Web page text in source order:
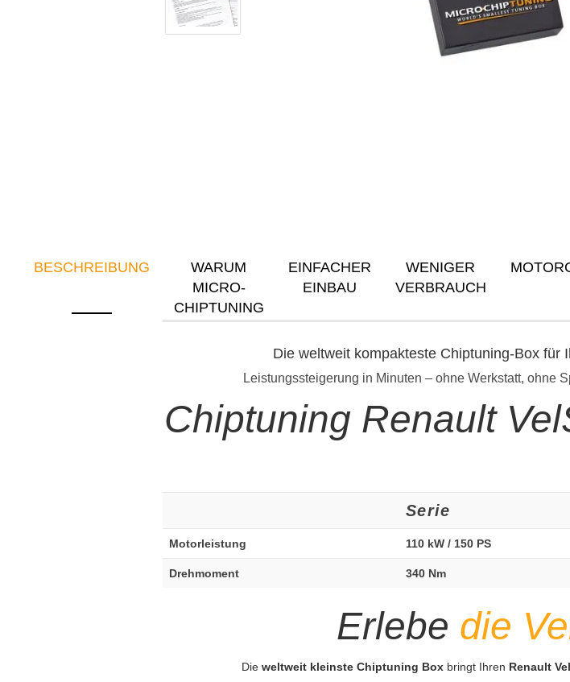
BESCHREIBUNG
WARUM
MICRO-
CHIPTUNING
EINFACHER
EINBAU
WENIGER
VERBRAUCH
Die weltweit kompakteste Chiptuning-Box für
Leistungssteigerung in Minuten – ohne Werkstatt, ohne
Chiptuning Renault
Serie
Motorleistung 110 kW / 150 PS
Drehmoment 340 Nm
Erlebe die
Die weltweit kleinste Chiptuning Boxbringt Ihren Renault